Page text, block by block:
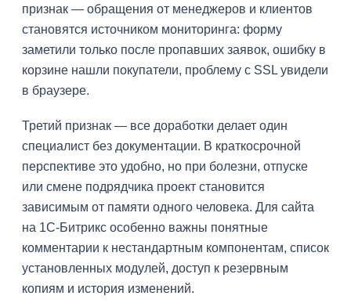
признак — обращения от менеджеров и клиентов
становятся источником мониторинга: форму
заметили только после пропавших заявок, ошибку в
корзине нашли покупатели, проблему с SSL увидели
в браузере.
Третий признак — все доработки делает один
специалист без документации. В краткосрочной
перспективе это удобно, но при болезни, отпуске
или смене подрядчика проект становится
зависимым от памяти одного человека. Для сайта
на 1С-Битрикс особенно важны понятные
комментарии к нестандартным компонентам, список
установленных модулей, доступ к резервным
копиям и история изменений.